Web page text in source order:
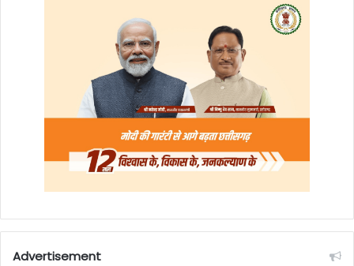
Advertisement